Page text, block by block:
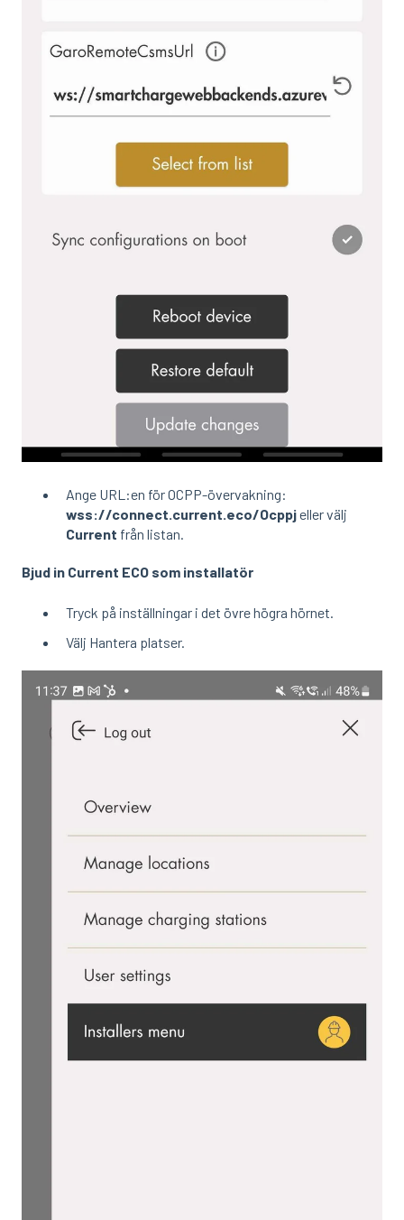
Ange URL:en för OCPP-övervakning:
wss://connect.current.eco/Ocppjeller välj
Current från listan.
Bjud in Current ECO som installatör
Tryck på inställningar i det övre högra hörnet.
Välj Hantera platser.